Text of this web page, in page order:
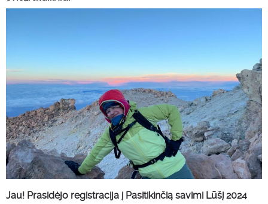
Jau! Prasidėjo registracija į Pasitikinčią savimi Lūšį 2024